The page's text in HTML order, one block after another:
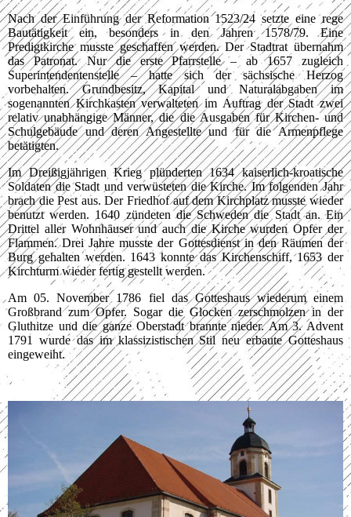
Nach der Einführung der Reformation 1523/24 setzte eine rege
Bautätigkeit ein, besonders in den Jahren 1578/79. Eine
Predigtkirche musste geschaffen werden. Der Stadtrat übernahm
das Patronat. Nur die erste Pfarrstelle – ab 1657 zugleich
Superintendentenstelle – hatte sich der sächsische Herzog
vorbehalten. Grundbesitz, Kapital und Naturalabgaben im
sogenannten Kirchkasten verwalteten im Auftrag der Stadt zwei
relativ unabhängige Männer, die die Ausgaben für Kirchen- und
Schulgebäude und deren Angestellte und für die Armenpflege
betätigten.
Im Dreißigjährigen Krieg plünderten 1634 kaiserlich-kroatische
Soldaten die Stadt und verwüsteten die Kirche. Im folgenden Jahr
brach die Pest aus. Der Friedhof auf dem Kirchplatz musste wieder
benutzt werden. 1640 zündeten die Schweden die Stadt an. Ein
Drittel aller Wohnhäuser und auch die Kirche wurden Opfer der
Flammen. Drei Jahre musste der Gottesdienst in den Räumen der
Burg gehalten werden. 1643 konnte das Kirchenschiff, 1653 der
Kirchturm wieder fertig gestellt werden.
Am 05. November 1786 fiel das Gotteshaus wiederum einem
Großbrand zum Opfer. Sogar die Glocken zerschmolzen in der
Gluthitze und die ganze Oberstadt brannte nieder. Am 3. Advent
1791 wurde das im klassizistischen Stil neu erbaute Gotteshaus
eingeweiht.